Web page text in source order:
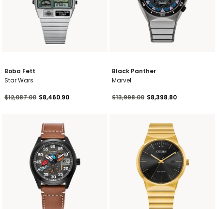
Boba Fett
Star Wars
Precio reducido de
$12,087.00a$8,460.90
Black Panther
Marvel
Precio reducido de
$13,998.00a$8,398.80